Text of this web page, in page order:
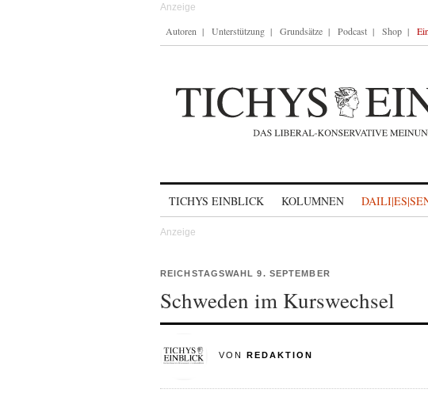
Autoren Unterstützung Grundsätze Podcast Shop
TICHYS EINBLICK KOLUMNEN
REICHSTAGSWAHL 9. SEPTEMBER
Schweden im Kurswechsel
VON REDAKTION